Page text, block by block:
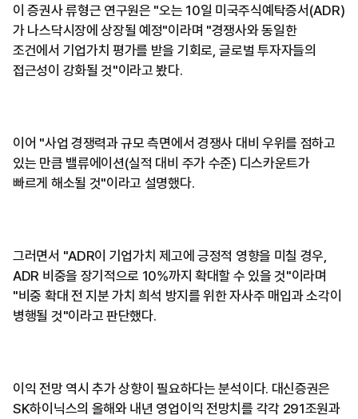
이 증권사 류형근 연구원은 "오는 10일 미국주식예탁증서(ADR)
가 나스닥시장에 상장될 예정"이라며 "경쟁사와 동일한
조건에서 기업가치 평가를 받을 기회로, 글로벌 투자자들의
접근성이 강화될 것"이라고 봤다.
이어 "사업 경쟁력과 규모 측면에서 경쟁사 대비 우위를 점하고
있는 만큼 밸류에이션(실적 대비 주가 수준) 디스카운트가
빠르게 해소될 것"이라고 설명했다.
그러면서 "ADR이 기업가치 제고에 긍정적 영향을 미칠 경우,
ADR 비중을 장기적으로 10%까지 확대할 수 있을 것"이라며
"비중 확대 전 지분 가치 희석 방지를 위한 자사주 매입과 소각이
병행될 것"이라고 판단했다.
이익 전망 역시 추가 상향이 필요하다는 분석이다. 대신증권은
SK하이닉스의 올해와 내년 영업이익 전망치를 각각 291조원과